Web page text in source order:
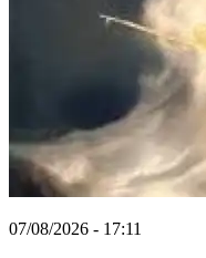
07/08/2026 - 17:11